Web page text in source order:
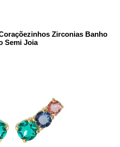
Zirconias Banho
Semi Joia